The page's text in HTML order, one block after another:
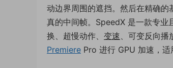
动边界周围的遮挡。然后在精确
真的中间帧。SpeedX 是一款专业
换、超慢动作、 变速、可变反向
Premiere Pro 进行 GPU 加速，